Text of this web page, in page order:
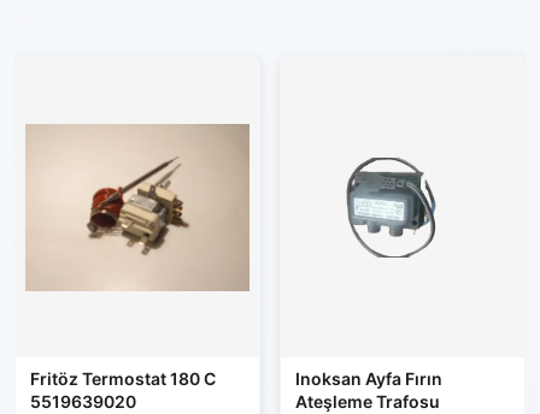
Fritöz Termostat 180 C
5519639020
Inoksan Ayfa Fırın
Ateşleme Trafosu